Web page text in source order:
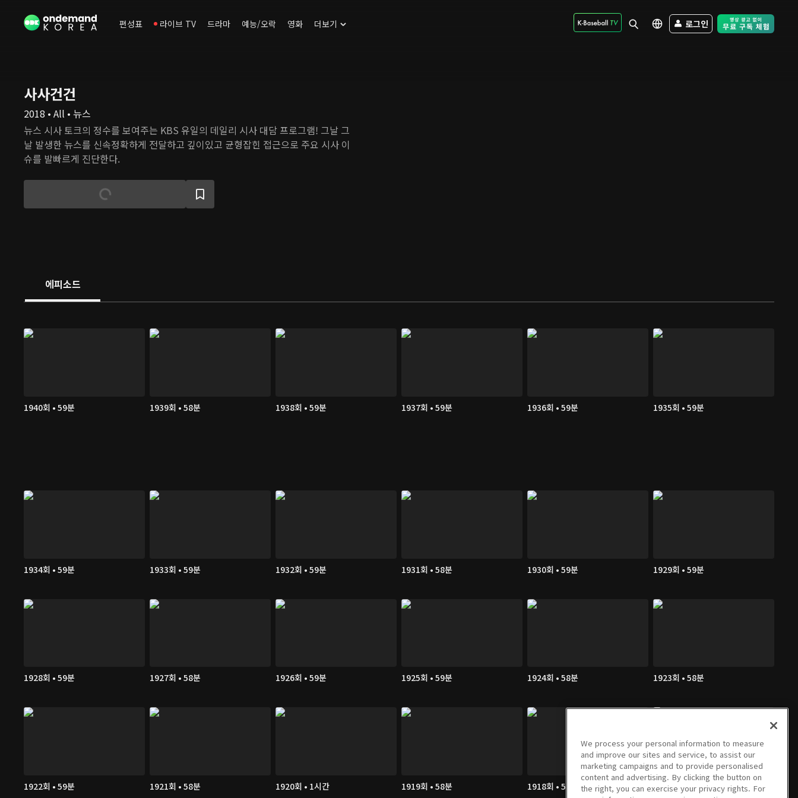
편성표 라이브 TV 드라마 예능/오락 영화 더보기 로그인 Free Trial -
사사건건
2018 • All • 뉴스
뉴스 시사 토크의 정수를 보여주는 KBS 유일의 데일리 시사 대담 프로그램! 그날 그
날 발생한 뉴스를 신속정확하게 전달하고 깊이있고 균형잡힌 접근으로 주요 시사 이
슈를 발빠르게 진단한다.
에피소드
1940회 • 59분 1939회 • 58분 1938회 • 59분 1937회 • 59분 1936회 • 59분 1935회 • 59분
1934회 • 59분 1933회 • 59분 1932회 • 59분 1931회 • 58분 1930회 • 59분 1929회 • 59분
1928회 • 59분 1927회 • 58분 1926회 • 59분 1925회 • 59분 1924회 • 58분 1923회 • 58분
1922회 • 59분 1921회 • 58분 1920회 • 1시간 1919회 • 58분 1918회 • 59분 1917회 • 1시간
We process your personal information to measure
and improve our sites and service, to assist our
marketing campaigns and to provide personalised
content and advertising. By clicking the button on
the right, you can exercise your privacy rights. For